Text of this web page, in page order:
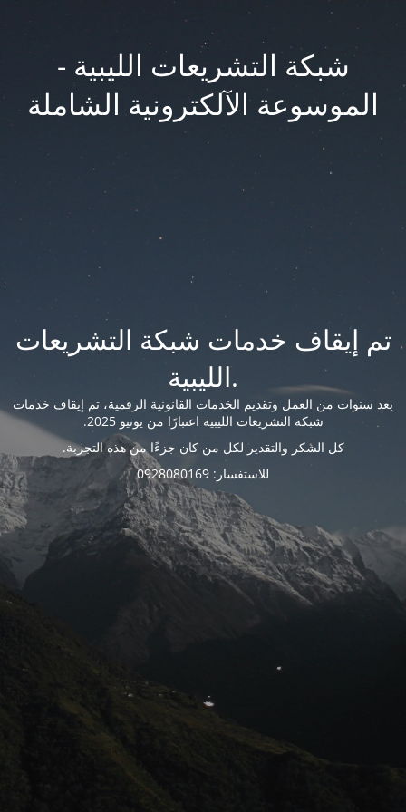
شبكة التشريعات الليبية -
الموسوعة الآلكترونية الشاملة
تم إيقاف خدمات شبكة التشريعات
الليبية.
بعد سنوات من العمل وتقديم الخدمات القانونية الرقمية، تم إيقاف خدمات
شبكة التشريعات الليبية اعتبارًا من يونيو 2025.
كل الشكر والتقدير لكل من كان جزءًا من هذه التجربة.
للاستفسار: 0928080169